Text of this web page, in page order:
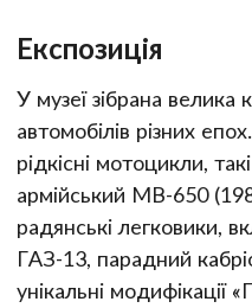
Експозиція
У музеї зібрана велика
автомобілів різних
рідкісні мотоцикли,
армійський МВ-650
радянські легковики,
ГАЗ-13, парадний
унікальні модифікації